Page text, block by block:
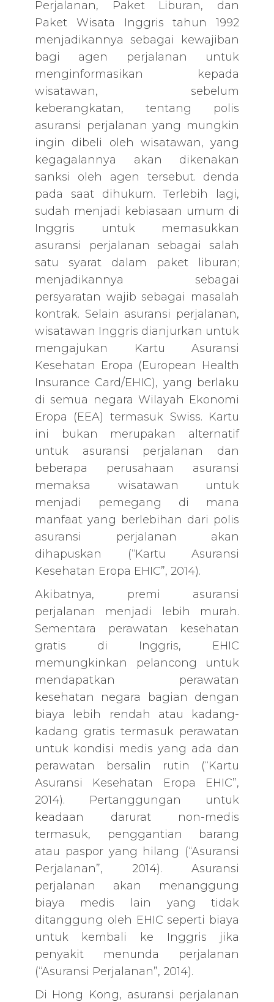
Perjalanan, Paket Liburan, dan
Paket Wisata Inggris tahun 1992
menjadikannya sebagai kewajiban
bagi agen perjalanan untuk
menginformasikan kepada
wisatawan, sebelum
keberangkatan, tentang polis
asuransi perjalanan yang mungkin
ingin dibeli oleh wisatawan, yang
kegagalannya akan dikenakan
sanksi oleh agen tersebut. denda
pada saat dihukum. Terlebih lagi,
sudah menjadi kebiasaan umum di
Inggris untuk memasukkan
asuransi perjalanan sebagai salah
satu syarat dalam paket liburan;
menjadikannya sebagai
persyaratan wajib sebagai masalah
kontrak. Selain asuransi perjalanan,
wisatawan Inggris dianjurkan untuk
mengajukan Kartu Asuransi
Kesehatan Eropa (European Health
Insurance Card/EHIC), yang berlaku
di semua negara Wilayah Ekonomi
Eropa (EEA) termasuk Swiss. Kartu
ini bukan merupakan alternatif
untuk asuransi perjalanan dan
beberapa perusahaan asuransi
memaksa wisatawan untuk
menjadi pemegang di mana
manfaat yang berlebihan dari polis
asuransi perjalanan akan
dihapuskan (“Kartu Asuransi
Kesehatan Eropa EHIC”, 2014).
Akibatnya, premi asuransi
perjalanan menjadi lebih murah.
Sementara perawatan kesehatan
gratis di Inggris, EHIC
memungkinkan pelancong untuk
mendapatkan perawatan
kesehatan negara bagian dengan
biaya lebih rendah atau kadang-
kadang gratis termasuk perawatan
untuk kondisi medis yang ada dan
perawatan bersalin rutin (“Kartu
Asuransi Kesehatan Eropa EHIC”,
2014). Pertanggungan untuk
keadaan darurat non-medis
termasuk, penggantian barang
atau paspor yang hilang (“Asuransi
Perjalanan”, 2014). Asuransi
perjalanan akan menanggung
biaya medis lain yang tidak
ditanggung oleh EHIC seperti biaya
untuk kembali ke Inggris jika
penyakit menunda perjalanan
(“Asuransi Perjalanan”, 2014).
Di Hong Kong, asuransi perjalanan